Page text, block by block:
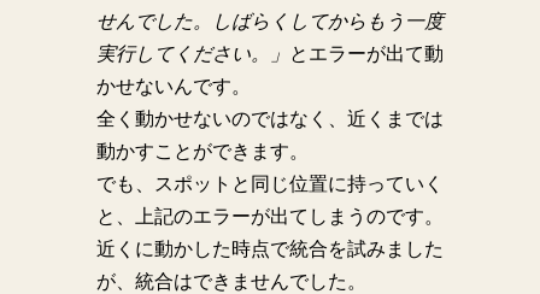
せんでした。しばらくしてからもう一度
実行してください。」 とエラーが出て動
かせないんです。
全く動かせないのではなく、近くまでは
動かすことができます。
でも、スポットと同じ位置に持っていく
と、上記のエラーが出てしまうのです。
近くに動かした時点で統合を試みました
が、統合はできませんでした。